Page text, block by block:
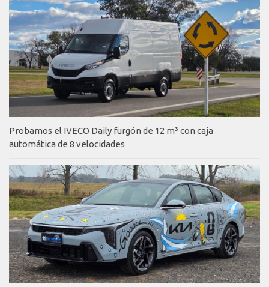
Probamos el IVECO Daily furgón de 12 m³ con caja
automática de 8 velocidades